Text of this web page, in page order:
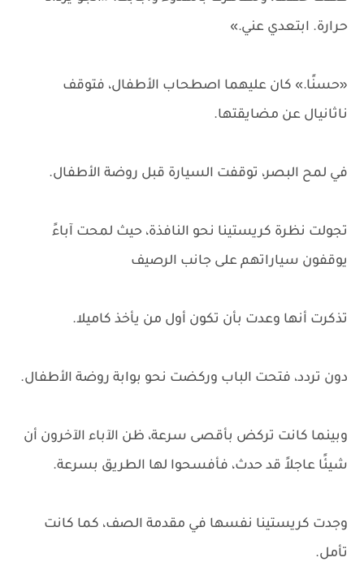
حرارة. ابتعدي عني.»
«حسنًا.» كان عليهما اصطحاب الأطفال، فتوقف
ناثانيال عن مضايقتها.
في لمح البصر، توقفت السيارة قبل روضة الأطفال.
تجولت نظرة كريستينا نحو النافذة، حيث لمحت آباءً
يوقفون سياراتهم على جانب الرصيف
تذكرت أنها وعدت بأن تكون أول من يأخذ كاميلا.
دون تردد، فتحت الباب وركضت نحو بوابة روضة الأطفال.
وبينما كانت تركض بأقصى سرعة، ظن الآباء الآخرون أن
شيئًا عاجلاً قد حدث، فأفسحوا لها الطريق بسرعة.
وجدت كريستينا نفسها في مقدمة الصف، كما كانت
تأمل.